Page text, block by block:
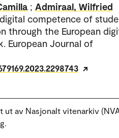
; Admiraal, Wilfried
competence of
through the European
European Journal of
ut av Nasjonalt vitenarkiv